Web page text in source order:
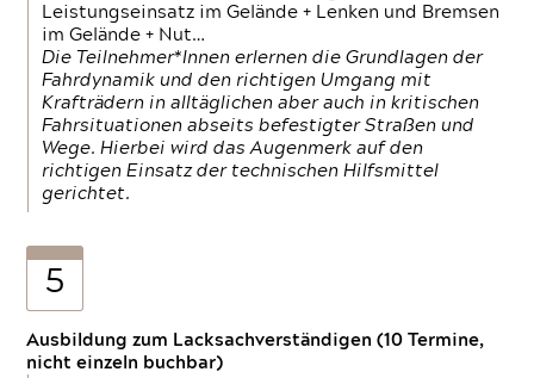
Leistungseinsatz im Gelände + Lenken und Bremsen
im Gelände + Nut…
Die Teilnehmer*Innen erlernen die Grundlagen der
Fahrdynamik und den richtigen Umgang mit
Krafträdern in alltäglichen aber auch in kritischen
Fahrsituationen abseits befestigter Straßen und
Wege. Hierbei wird das Augenmerk auf den
richtigen Einsatz der technischen Hilfsmittel
gerichtet.
5
Ausbildung zum Lacksachverständigen (10 Termine,
nicht einzeln buchbar)